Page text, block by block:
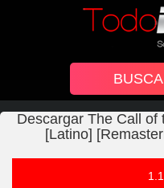
Descargar The Call of
[Latino]